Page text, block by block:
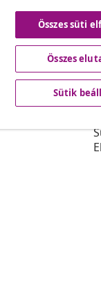
való elállás
Összes süti
Összes
Sütik